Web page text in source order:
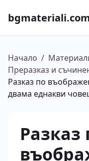
Начало /
Преразказ и
Разказ по
двама еднакви
Разказ